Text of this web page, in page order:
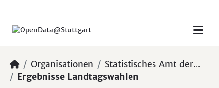
Organisationen
Statistisches Amt der...
Ergebnisse Landtagswahlen